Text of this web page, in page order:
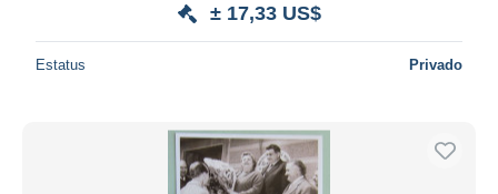
± 17,33 US$
Estatus Privado